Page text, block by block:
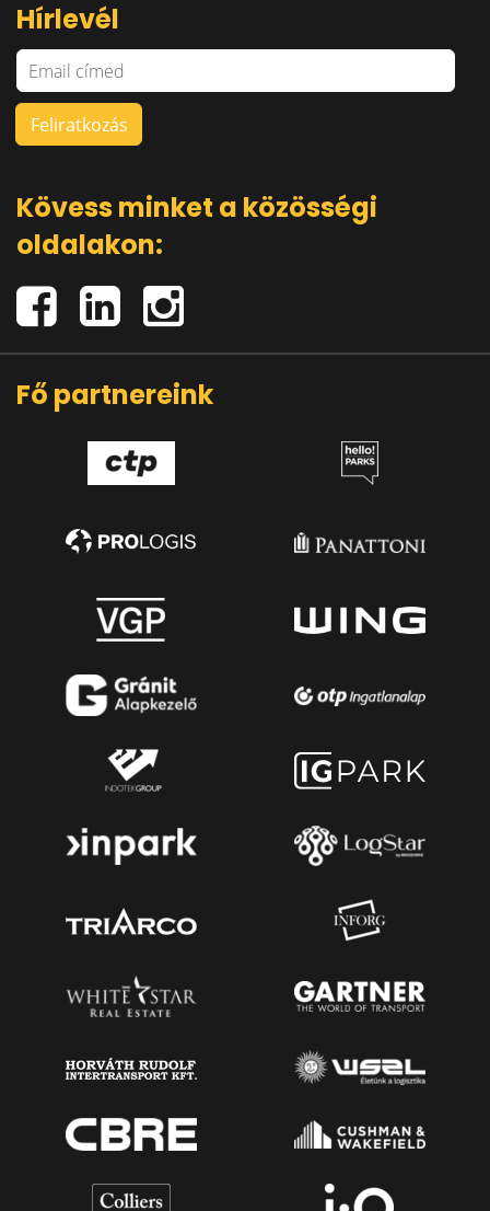
Hírlevél
Kövess minket a közösségi
oldalakon:
Fő partnereink